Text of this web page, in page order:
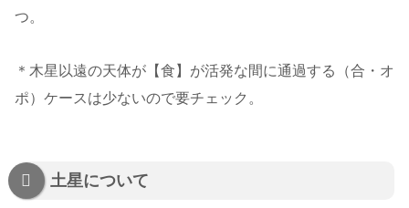
つ。
＊木星以遠の天体が【食】が活発な間に通過する（合・オ
ポ）ケースは少ないので要チェック。
土星について